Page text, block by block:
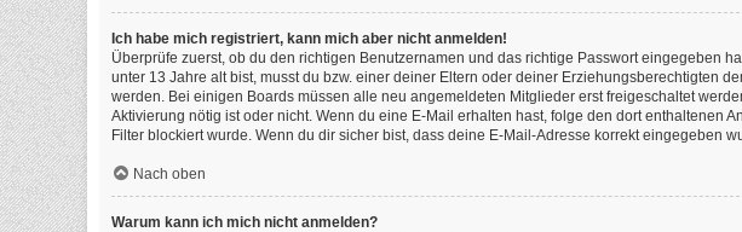
Ich habe mich registriert, kann mich aber nicht anmelden!
Überprüfe zuerst, ob du den richtigen Benutzernamen und das richtige Passwort eingegeben
unter 13 Jahre alt bist, musst du bzw. einer deiner Eltern oder deiner Erziehungsberechtigten
werden. Bei einigen Boards müssen alle neu angemeldeten Mitglieder erst freigeschaltet
Aktivierung nötig ist oder nicht. Wenn du eine E-Mail erhalten hast, folge den dort enthaltenen
Filter blockiert wurde. Wenn du dir sicher bist, dass deine E-Mail-Adresse korrekt eingegeben
Nach oben
Warum kann ich mich nicht anmelden?